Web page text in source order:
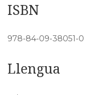
ISBN
978-84-09-38051-0
Llengua